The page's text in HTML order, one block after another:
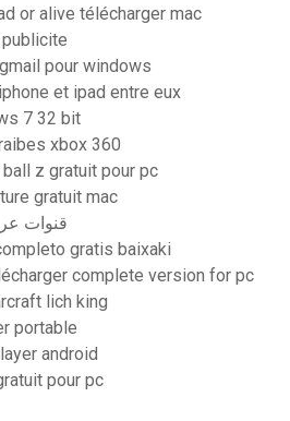
or alive télécharger mac
pour windows
et ipad entre eux
7 32 bit
xbox 360
z gratuit pour pc
gratuit mac
قنوات
gratis baixaki
complete version for pc
lich king
portable
android
pour pc